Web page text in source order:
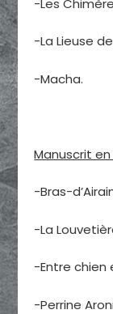
-La Lieuse
-Macha.
Manuscrit
-Bras-
-La
-Entre chien
-Perrine